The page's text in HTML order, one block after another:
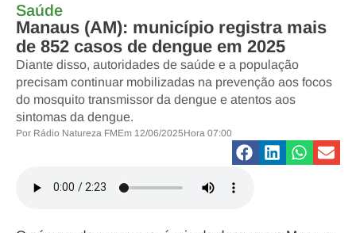
Saúde
Manaus (AM): município registra mais
de 852 casos de dengue em 2025
Diante disso, autoridades de saúde e a população
precisam continuar mobilizadas na prevenção aos focos
do mosquito transmissor da dengue e atentos aos
sintomas da dengue.
Por Rádio Natureza FMEm 12/06/2025Hora 07:00